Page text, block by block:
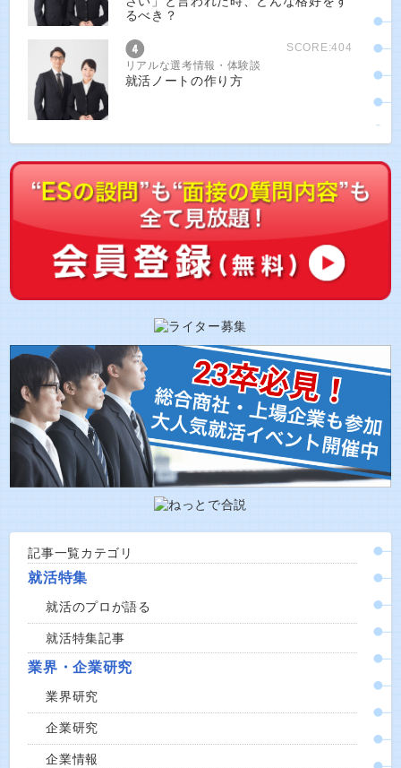
るべき？
SCORE:404
リアルな選考情報・体験談
就活ノートの作り方
記事一覧カテゴリ
就活特集
就活のプロが語る
就活特集記事
業界・企業研究
業界研究
企業研究
企業情報